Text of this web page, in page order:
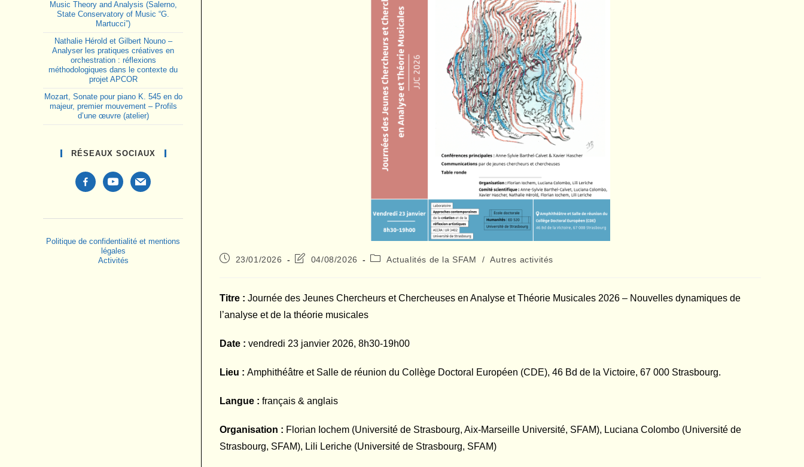
Publication
23/01/2026
Dernière
publication :
04/08/2026
PostActualités de la SFAM / Autres activités
Titre : Journée des Jeunes Chercheurs et Chercheuses en Analyse et Théorie Musicales 2026 – Nouvelles dynamiques de
l’analyse et de la théorie musicales
Date : vendredi 23 janvier 2026, 8h30-19h00
Lieu : Amphithéâtre et Salle de réunion du Collège Doctoral Européen (CDE), 46 Bd de la Victoire, 67 000 Strasbourg.
Langue : français & anglais
Organisation : Florian Iochem (Université de Strasbourg, Aix-Marseille Université, SFAM), Luciana Colombo (Université de
Strasbourg, SFAM), Lili Leriche (Université de Strasbourg, SFAM)
Music Theory and Analysis (Salerno,
State Conservatory of Music “G.
Martucci”)
Nathalie Hérold et Gilbert Nouno –
Analyser les pratiques créatives en
orchestration : réflexions
méthodologiques dans le contexte du
projet APCOR
Mozart, Sonate pour piano K. 545 en do
majeur, premier mouvement – Profils
d’une œuvre (atelier)
RÉSEAUX SOCIAUX
facebook-
alt
youtubemail
Politique de confidentialité et mentions
légales
Activités